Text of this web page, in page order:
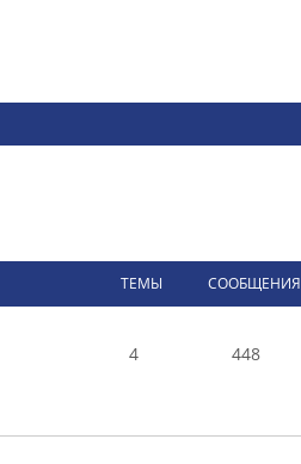
ТЕМЫ СООБЩЕНИЯ
4 448